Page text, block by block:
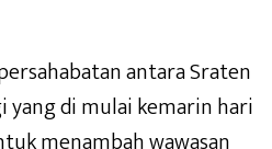
antara Sraten
yang di mulai kemarin hari